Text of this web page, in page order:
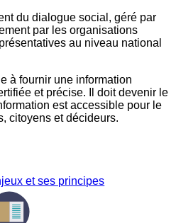
du dialogue social, géré par
par les organisations
au niveau national
à fournir une information
et précise. Il doit devenir le
est accessible pour le
citoyens et décideurs.
et ses principes